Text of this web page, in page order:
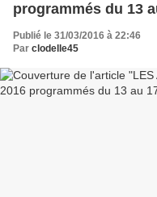
programmés du 13
Publié le 31/03/2016 à 22:46
Par clodelle45